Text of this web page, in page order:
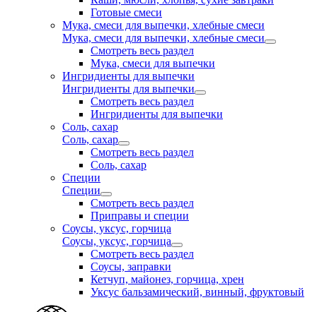
Готовые смеси
Мука, смеси для выпечки, хлебные смеси
Мука, смеси для выпечки, хлебные смеси
Смотреть весь раздел
Мука, смеси для выпечки
Ингридиенты для выпечки
Ингридиенты для выпечки
Смотреть весь раздел
Ингридиенты для выпечки
Соль, сахар
Соль, сахар
Смотреть весь раздел
Соль, сахар
Специи
Специи
Смотреть весь раздел
Приправы и специи
Соусы, уксус, горчица
Соусы, уксус, горчица
Смотреть весь раздел
Соусы, заправки
Кетчуп, майонез, горчица, хрен
Уксус бальзамический, винный, фруктовый